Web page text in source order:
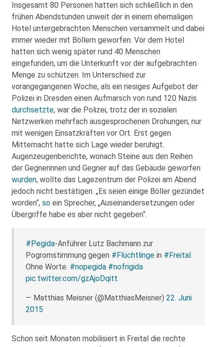
Insgesamt 80 Personen hatten sich schließlich in den
frühen Abendstunden unweit der in einem ehemaligen
Hotel untergebrachten Menschen versammelt und dabei
immer wieder mit Böllern geworfen. Vor dem Hotel
hatten sich wenig später rund 40 Menschen
eingefunden, um die Unterkunft vor der aufgebrachten
Menge zu schützen. Im Unterschied zur
vorangegangenen Woche, als ein riesiges Aufgebot der
Polizei in Dresden einen Aufmarsch von rund 120 Nazis
durchsetzte, war die Polizei, trotz der in sozialen
Netzwerken mehrfach ausgesprochenen Drohungen, nur
mit wenigen Einsatzkräften vor Ort. Erst gegen
Mitternacht hatte sich Lage wieder beruhigt.
Augenzeugenberichte, wonach Steine aus den Reihen
der Gegnerinnen und Gegner auf das Gebäude geworfen
wurden, wollte das Lagezentrum der Polizei am Abend
jedoch nicht bestätigen. „Es seien einige Böller gezündet
worden“, so ein Sprecher, „Auseinandersetzungen oder
Übergriffe habe es aber nicht gegeben“.
#Pegida-Anführer Lutz Bachmann zur
Pogromstimmung gegen #Flüchtlinge in #Freital .
Ohne Worte. #nopegida #nofrigida
pic.twitter.com/gzAjoDqitt
— Matthias Meisner (@MatthiasMeisner) 22. Juni
2015
Schon seit Monaten mobilisiert in Freital die rechte